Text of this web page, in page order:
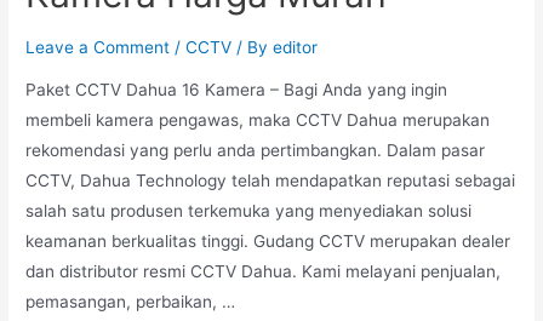
Leave a Comment /CCTV / Byeditor
Paket CCTV Dahua 16 Kamera – Bagi Anda yang ingin
membeli kamera pengawas, maka CCTV Dahua merupakan
rekomendasi yang perlu anda pertimbangkan. Dalam pasar
CCTV, Dahua Technology telah mendapatkan reputasi sebagai
salah satu produsen terkemuka yang menyediakan solusi
keamanan berkualitas tinggi. Gudang CCTV merupakan dealer
dan distributor resmi CCTV Dahua. Kami melayani penjualan,
pemasangan, perbaikan, …